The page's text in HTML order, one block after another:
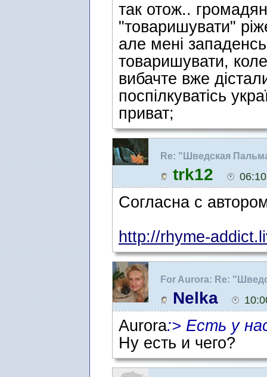
так отож..
"товаришувати"
але мені
товаришувати,
вибачте вже
поспілкуватісь
приват;
Re: "Шведская
trk12 06:10
Согласна с
http://rhyme-
For Aurora: Re:
Nelka
Aurora:> Есть у
Ну есть и чего?